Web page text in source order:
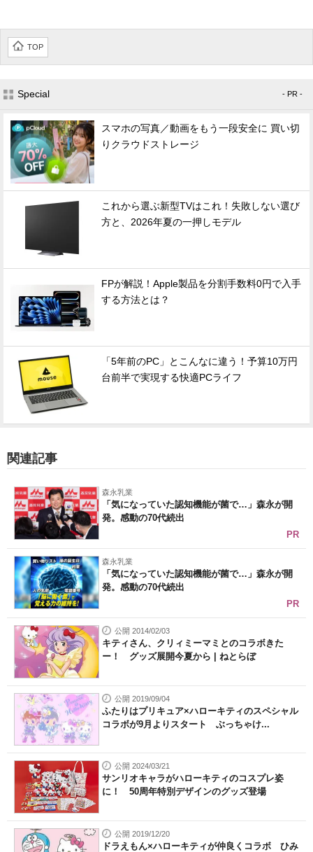
TOP
Special - PR -
スマホの写真／動画をもう一段安全に 買い切
りクラウドストレージ
これから選ぶ新型TVはこれ！失敗しない選び
方と、2026年夏の一押しモデル
FPが解説！Apple製品を分割手数料0円で入手
する方法とは？
「5年前のPC」とこんなに違う！予算10万円
台前半で実現する快適PCライフ
関連記事
森永乳業
「気になっていた認知機能が菌で…」森永が開
発。感動の70代続出
PR
森永乳業
「気になっていた認知機能が菌で…」森永が開
発。感動の70代続出
PR
公開 2014/02/03
キティさん、クリィミーマミとのコラボきた
ー！ グッズ展開今夏から | ねとらぼ
公開 2019/09/04
ふたりはプリキュア×ハローキティのスペシャル
コラボが9月よりスタート ぶっちゃけ...
公開 2024/03/21
サンリオキャラがハローキティのコスプレ姿
に！ 50周年特別デザインのグッズ登場
公開 2019/12/20
ドラえもん×ハローキティが仲良くコラボ ひみ